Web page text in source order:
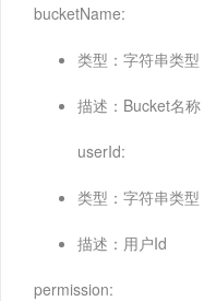
bucketName:
类型：字符串类型
描述：Bucket名称
userId:
类型：字符串类型
描述：用户Id
permission: